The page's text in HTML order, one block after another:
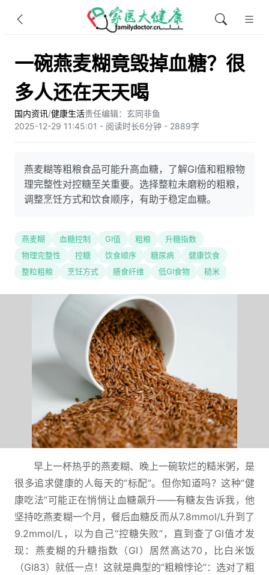
一碗燕麦糊竟毁掉血糖？很
多人还在天天喝
国内资讯/健康生活责任编辑：玄同非鱼​
2025-12-29 11:45:01 - 阅读时长6分钟 - 2889字
燕麦糊等粗粮食品可能升高血糖，了解GI值和粗粮物
理完整性对控糖至关重要。选择整粒未磨粉的粗粮，
调整烹饪方式和饮食顺序，有助于稳定血糖。
燕麦糊 血糖控制 GI值 粗粮
升糖指数
物理完整性
控糖 饮食顺序 糖尿病
健康饮食
整粒粗粮
烹饪方式 膳食纤维 低GI食物 糙米
早上一杯热乎的燕麦糊、晚上一碗软烂的糙米粥，是
很多追求健康的人每天的“标配”。但你知道吗？这种“健
康吃法”可能正在悄悄让血糖飙升——有糖友告诉我，他
坚持吃燕麦糊一个月，餐后血糖反而从7.8mmol/L升到了
9.2mmol/L，以为自己“控糖失败”，直到查了GI值才发
现：燕麦糊的升糖指数（GI）居然高达70，比白米饭
（GI83）就低一点！这就是典型的“粗粮悖论”：选对了粗